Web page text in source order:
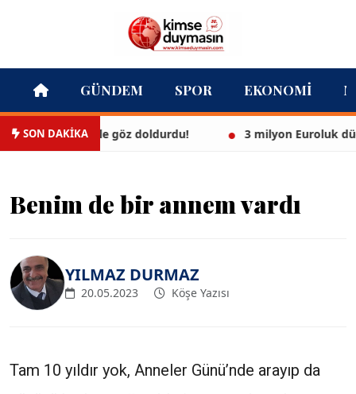
GÜNDEM SPOR EKONOMI
SON DAKİKA
bikinisiyle göz doldurdu! 3 milyon Euroluk
Benim de bir annem vardı
YILMAZ DURMAZ
20.05.2023 Köşe Yazısı
Tam 10 yıldır yok, Anneler Günü’nde arayıp da